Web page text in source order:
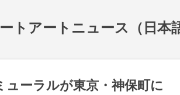
トアートニュース（日本
ーラルが東京・神保町に